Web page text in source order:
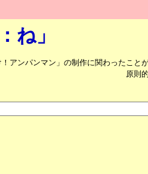
ね」
アンパンマン」の制作に関わったこと
原則